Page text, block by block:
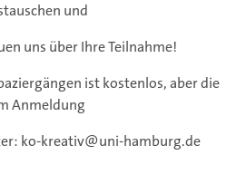
und
uns über Ihre Teilnahme!
ist kostenlos, aber die
Anmeldung
ko-kreativ@uni-hamburg.de